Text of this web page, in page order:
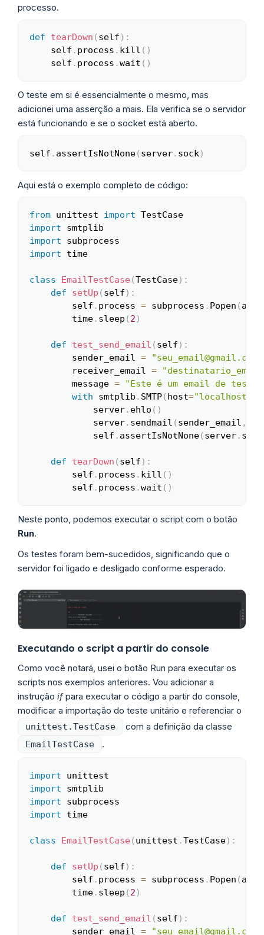
processo.
def tearDown ( self ) :
    self
. process . kill ( )
    self
. process .wait ( )
O teste em si é essencialmente o mesmo, mas
adicionei uma asserção a mais. Ela verifica se o servidor
está funcionando e se o socket está aberto.
self . assertIsNotNone( server. sock )
Aqui está o exemplo completo de código:
from unittest import
TestCase
import
import
import time
class EmailTestCase(TestCase) :
def
setUp ( self ) :
        self
. process = subprocess . Popen ( args
        time
. sleep ( 2 )
def test_send_email ( self ) :
        sender_email
=
"seu_email@gmail.com"
        receiver_email
=
        message
=
"Este é um email de
with smtplib . SMTP( host="localhost"
            server
. ehlo ( )
            server
. sendmail ( sender_email ,
            self
. assertIsNotNone( server. sock
def tearDown ( self ) :
        self
. process . kill ( )
        self
. process .wait ( )
Neste ponto, podemos executar o script com o botão
Run.
Os testes foram bem-sucedidos, significando que o
servidor foi ligado e desligado conforme esperado.
Executando o script a partir do console
Como você notará, usei o botão Run para executar os
scripts nos exemplos anteriores. Vou adicionar a
instrução ifpara executar o código a partir do console,
modificar a importação do teste unitário e referenciar o
unittest.TestCase com a definição da classe
EmailTestCase .
import
import
import
import time
class EmailTestCase( unittest .TestCase) :
def setUp ( self ) :
        self
. process = subprocess . Popen ( args
        time
. sleep ( 2 )
def test_send_email ( self ) :
        sender_email
= "seu_email@gmail.com"